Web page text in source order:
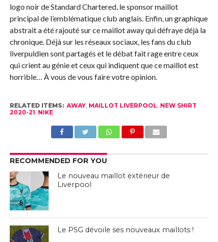
logo noir de Standard Chartered, le sponsor maillot
principal de l’emblématique club anglais. Enfin, un graphique
abstrait a été rajouté sur ce maillot away qui défraye déjà la
chronique. Déjà sur les réseaux sociaux, les fans du club
liverpuldien sont partagés et le débat fait rage entre ceux
qui crient au génie et ceux qui indiquent que ce maillot est
horrible… À vous de vous faire votre opinion.
RELATED ITEMS: AWAY, MAILLOT LIVERPOOL NEW SHIRT
2020-21 NIKE
RECOMMENDED FOR YOU
Le nouveau maillot extérieur de
Liverpool
Le PSG dévoile ses nouveaux maillots !